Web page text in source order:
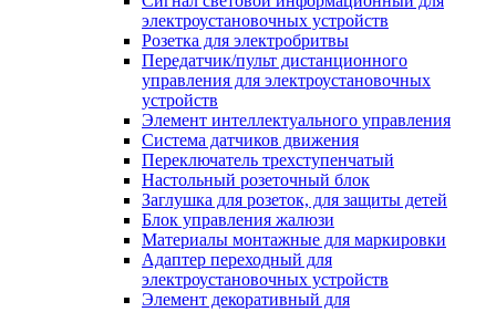
электроустановочных устройств
Розетка для электробритвы
Передатчик/пульт дистанционного
управления для электроустановочных
устройств
Элемент интеллектуального управления
Система датчиков движения
Переключатель трехступенчатый
Настольный розеточный блок
Заглушка для розеток, для защиты детей
Блок управления жалюзи
Материалы монтажные для маркировки
Адаптер переходный для
электроустановочных устройств
Элемент декоративный для